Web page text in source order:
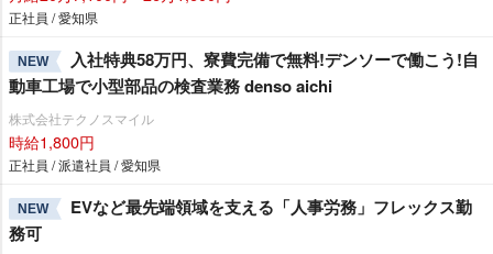
正社員 / 愛知県
NEW
入社特典58万円、寮費完備で無料!デンソーで働こう!自
動車工場で小型部品の検査業務 denso aichi
株式会社テクノスマイル
時給1,800円
正社員 / 派遣社員 / 愛知県
NEW
EVなど最先端領域を支える「人事労務」フレックス勤
務可